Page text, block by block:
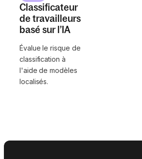
Classificateur
de travailleurs
basé sur l’IA
Évalue le risque de
classification à
l'aide de modèles
localisés.